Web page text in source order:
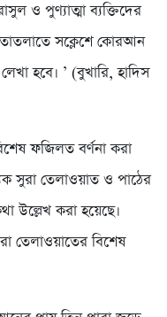
ও পুণ্যাত্মা ব্যক্তিদের
সক্লেশে কোরআন
হবে। ’ (বুখারি, হাদিস
ফজিলত বর্ণনা করা
সুরা তেলাওয়াত ও পাঠের
করা হয়েছে।
তেলাওয়াতের বিশেষ